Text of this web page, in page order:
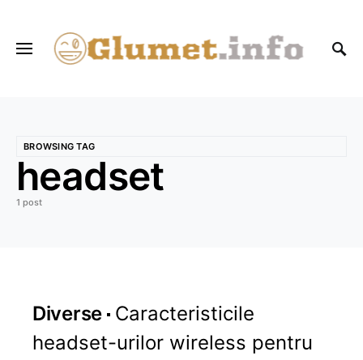
BROWSING TAG
headset
1 post
Diverse Caracteristicile
headset-urilor wireless pentru